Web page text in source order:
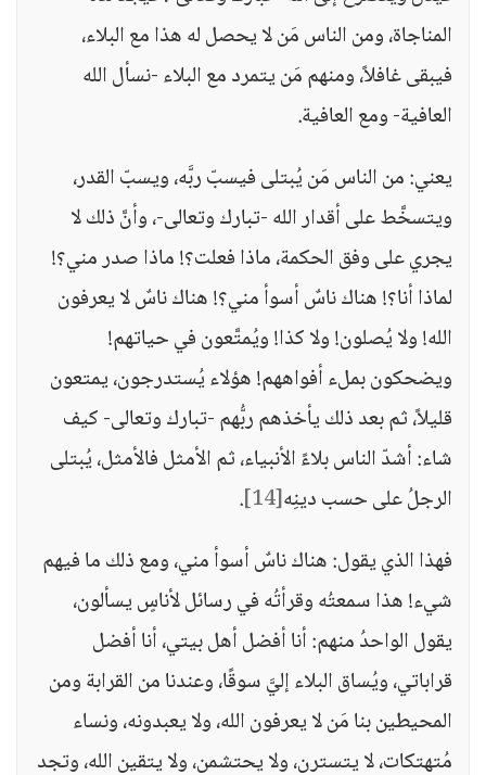
المناجاة، ومن الناس مَن لا يحصل له هذا مع البلاء،
فيبقى غافلاً، ومنهم مَن يتمرد مع البلاء -نسأل الله
العافية- ومع العافية.
يعني: من الناس مَن يُبتلى فيسبّ ربَّه، ويسبّ القدر،
ويتسخَّط على أقدار الله -تبارك وتعالى-، وأنَّ ذلك لا
يجري على وفق الحكمة، ماذا فعلت؟! ماذا صدر مني؟!
لماذا أنا؟! هناك ناسٌ أسوأ مني؟! هناك ناسٌ لا يعرفون
الله! ولا يُصلون! ولا كذا! ويُمتَّعون في حياتهم!
ويضحكون بملء أفواههم! هؤلاء يُستدرجون، يمتعون
قليلاً، ثم بعد ذلك يأخذهم ربُّهم -تبارك وتعالى- كيف
شاء: أشدّ الناس بلاءً الأنبياء، ثم الأمثل فالأمثل، يُبتلى
الرجلُ على حسب دينِه[14]
.
فهذا الذي يقول: هناك ناسٌ أسوأ مني، ومع ذلك ما فيهم
شيء! هذا سمعتُه وقرأتُه في رسائل لأناسٍ يسألون،
يقول الواحدُ منهم: أنا أفضل أهل بيتي، أنا أفضل
قراباتي، ويُساق البلاء إليَّ سوقًا، وعندنا من القرابة ومن
المحيطين بنا مَن لا يعرفون الله، ولا يعبدونه، ونساء
مُتهتكات، لا يتسترن، ولا يحتشمن، ولا يتقين الله، وتجد